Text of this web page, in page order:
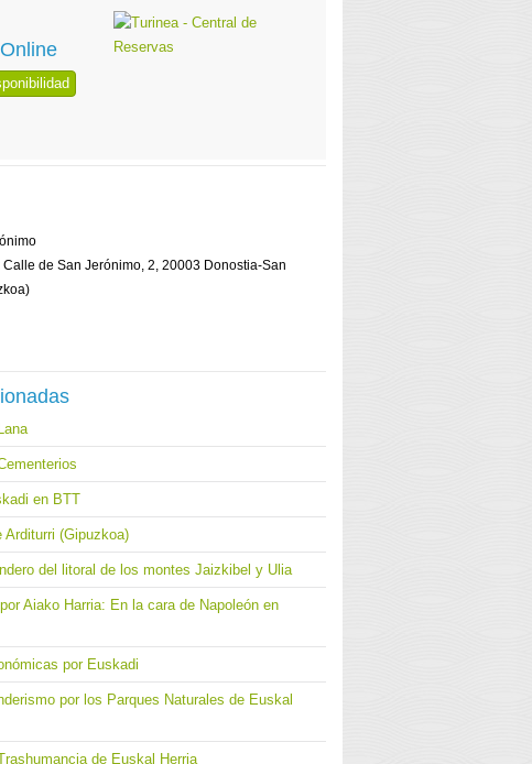
de San Jerónimo, 2, 20003 Donostia-San
en BTT
Arditurri (Gipuzkoa)
del litoral de los montes Jaizkibel y Ulia
Aiako Harria: En la cara de Napoleón en
por Euskadi
por los Parques Naturales de Euskal
de Euskal Herria